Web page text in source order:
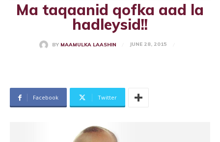
Ma taqaanid qofka aad la
hadleysid!!
BY MAAMULKA LAASHIN JUNE 28, 2015
Facebook Twitter